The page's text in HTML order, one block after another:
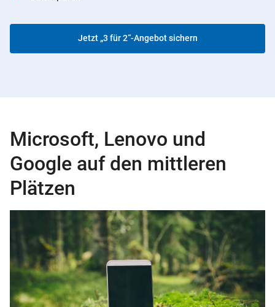
Jetzt „3 für 2“-Angebot sichern
Microsoft, Lenovo und
Google auf den mittleren
Plätzen